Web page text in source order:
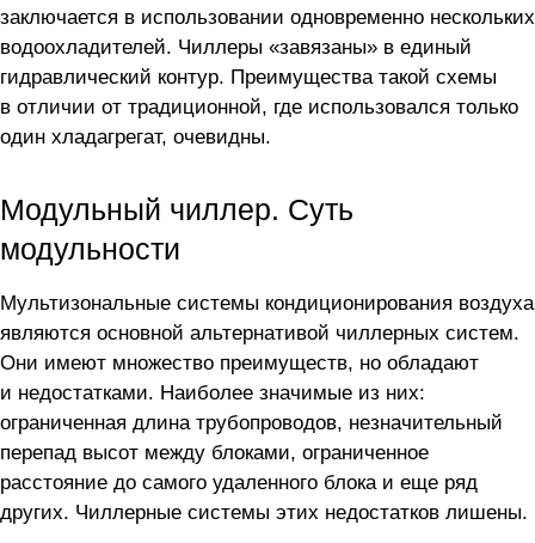
заключается в использовании одновременно нескольких
водоохладителей. Чиллеры «завязаны» в единый
гидравлический контур. Преимущества такой схемы
в отличии от традиционной, где использовался только
один хладагрегат, очевидны.
Модульный чиллер. Суть
модульности
Мультизональные системы кондиционирования воздуха
являются основной альтернативой чиллерных систем.
Они имеют множество преимуществ, но обладают
и недостатками. Наиболее значимые из них:
ограниченная длина трубопроводов, незначительный
перепад высот между блоками, ограниченное
расстояние до самого удаленного блока и еще ряд
других. Чиллерные системы этих недостатков лишены.